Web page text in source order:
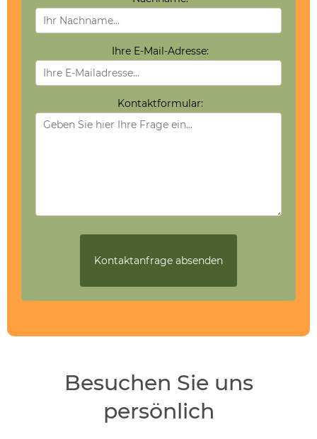
Ihre E-Mail-Adresse:
Kontaktformular:
Besuchen Sie uns
persönlich